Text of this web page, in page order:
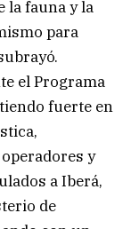
la fauna y la
para
el Programa
fuerte en
y
a Iberá,
de